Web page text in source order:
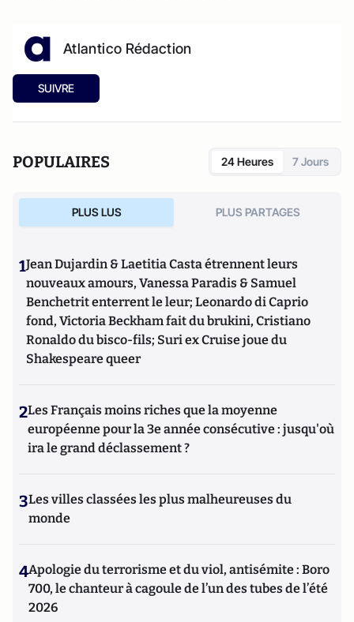
Atlantico Rédaction
SUIVRE
POPULAIRES 24 Heures 7 Jours
PLUS LUS PLUS PARTAGES
1Jean Dujardin & Laetitia Casta étrennent leurs
nouveaux amours, Vanessa Paradis & Samuel
Benchetrit enterrent le leur; Leonardo di Caprio
fond, Victoria Beckham fait du brukini, Cristiano
Ronaldo du bisco-fils; Suri ex Cruise joue du
Shakespeare queer
2Les Français moins riches que la moyenne
européenne pour la 3e année consécutive : jusqu'où
ira le grand déclassement ?
3Les villes classées les plus malheureuses du
monde
4Apologie du terrorisme et du viol, antisémite : Boro
700, le chanteur à cagoule de l’un des tubes de l’été
2026